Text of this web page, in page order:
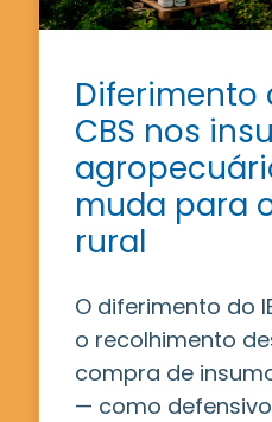
Diferimento
CBS nos
muda para
rural
O diferimento do
o recolhimento
compra de
— como